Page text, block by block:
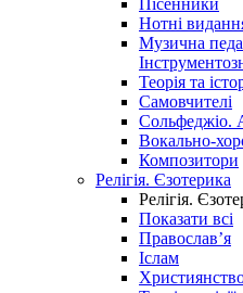
Пісенники
Нотні
Музична
Теорія та
Самовчителі
Сольфеджіо.
Вокально-
Композитори
Релігія. Єзотерика
Релігія.
Показати всі
Православ’я
Іслам